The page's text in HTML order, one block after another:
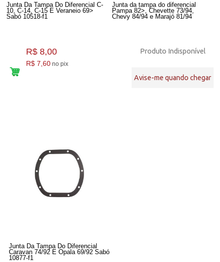
Junta Da Tampa Do Diferencial C-
10, C-14, C-15 E Veraneio 69>
Sabó 10518-f1
R$ 8,00
R$ 7,60 no pix
Junta da tampa do diferencial
Pampa 82>, Chevette 73/94,
Chevy 84/94 e Marajó 81/94
Produto Indisponível
Avise-me quando chegar
Junta Da Tampa Do Diferencial
Caravan 74/92 E Opala 69/92 Sabó
10877-f1